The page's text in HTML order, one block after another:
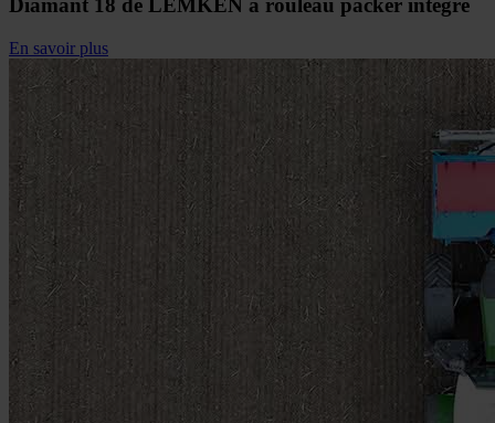
Diamant 18 de LEMKEN à rouleau packer intégré
En savoir plus